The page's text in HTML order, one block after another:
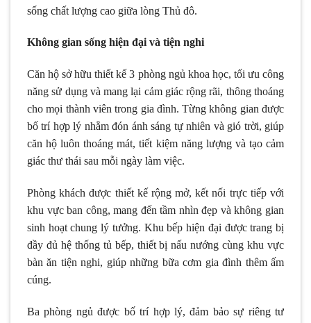
sống chất lượng cao giữa lòng Thủ đô.
Không gian sống hiện đại và tiện nghi
Căn hộ sở hữu thiết kế 3 phòng ngủ khoa học, tối ưu công
năng sử dụng và mang lại cảm giác rộng rãi, thông thoáng
cho mọi thành viên trong gia đình. Từng không gian được
bố trí hợp lý nhằm đón ánh sáng tự nhiên và gió trời, giúp
căn hộ luôn thoáng mát, tiết kiệm năng lượng và tạo cảm
giác thư thái sau mỗi ngày làm việc.
Phòng khách được thiết kế rộng mở, kết nối trực tiếp với
khu vực ban công, mang đến tầm nhìn đẹp và không gian
sinh hoạt chung lý tưởng. Khu bếp hiện đại được trang bị
đầy đủ hệ thống tủ bếp, thiết bị nấu nướng cùng khu vực
bàn ăn tiện nghi, giúp những bữa cơm gia đình thêm ấm
cúng.
Ba phòng ngủ được bố trí hợp lý, đảm bảo sự riêng tư